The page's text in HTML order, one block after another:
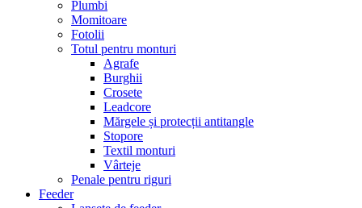
Plumbi
Momitoare
Fotolii
Totul pentru monturi
Agrafe
Burghii
Crosete
Leadcore
Mărgele și protecții antitangle
Stopore
Textil monturi
Vârteje
Penale pentru riguri
Feeder